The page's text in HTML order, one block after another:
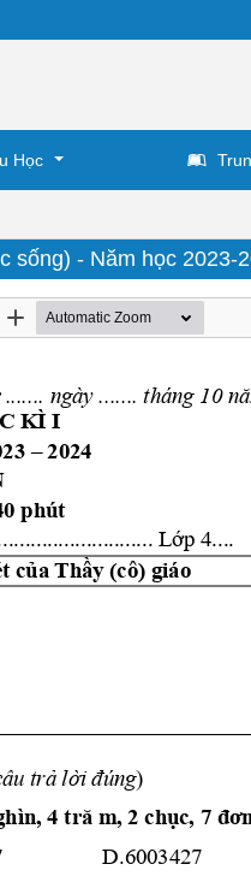
Học
sống) - Năm học 2023-